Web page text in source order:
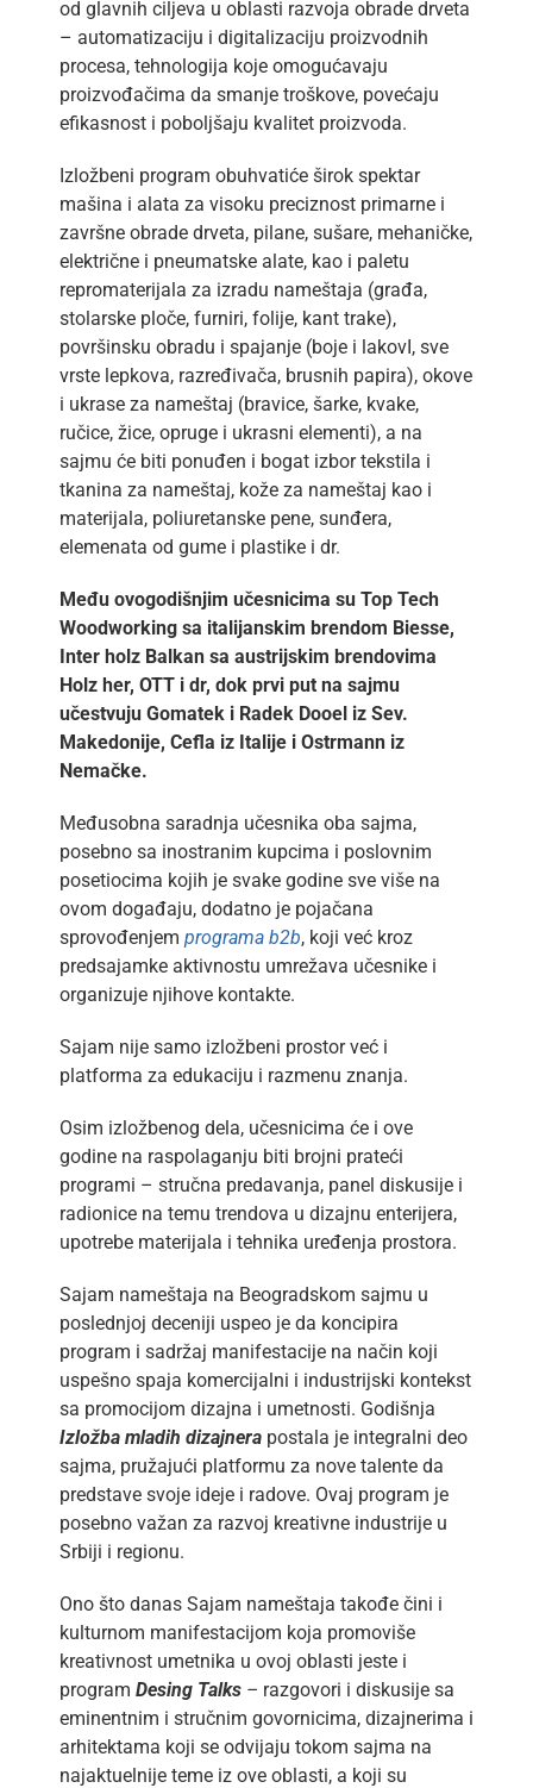
od glavnih ciljeva u oblasti razvoja obrade drveta
– automatizaciju i digitalizaciju proizvodnih
procesa, tehnologija koje omogućavaju
proizvođačima da smanje troškove, povećaju
efikasnost i poboljšaju kvalitet proizvoda.
Izložbeni program obuhvatiće širok spektar
mašina i alata za visoku preciznost primarne i
završne obrade drveta, pilane, sušare, mehaničke,
električne i pneumatske alate, kao i paletu
repromaterijala za izradu nameštaja (građa,
stolarske ploče, furniri, folije, kant trake),
površinsku obradu i spajanje (boje i lakovI, sve
vrste lepkova, razređivača, brusnih papira), okove
i ukrase za nameštaj (bravice, šarke, kvake,
ručice, žice, opruge i ukrasni elementi), a na
sajmu će biti ponuđen i bogat izbor tekstila i
tkanina za nameštaj, kože za nameštaj kao i
materijala, poliuretanske pene, sunđera,
elemenata od gume i plastike i dr.
Među ovogodišnjim učesnicima su Top Tech
Woodworking sa italijanskim brendom Biesse,
Inter holz Balkan sa austrijskim brendovima
Holz her, OTT i dr, dok prvi put na sajmu
učestvuju Gomatek i Radek Dooel iz Sev.
Makedonije, Cefla iz Italije i Ostrmann iz
Nemačke.
Međusobna saradnja učesnika oba sajma,
posebno sa inostranim kupcima i poslovnim
posetiocima kojih je svake godine sve više na
ovom događaju, dodatno je pojačana
sprovođenjem programa b2b, koji već kroz
predsajamke aktivnostu umrežava učesnike i
organizuje njihove kontakte.
Sajam nije samo izložbeni prostor već i
platforma za edukaciju i razmenu znanja.
Osim izložbenog dela, učesnicima će i ove
godine na raspolaganju biti brojni prateći
programi – stručna predavanja, panel diskusije i
radionice na temu trendova u dizajnu enterijera,
upotrebe materijala i tehnika uređenja prostora.
Sajam nameštaja na Beogradskom sajmu u
poslednjoj deceniji uspeo je da koncipira
program i sadržaj manifestacije na način koji
uspešno spaja komercijalni i industrijski kontekst
sa promocijom dizajna i umetnosti. Godišnja
Izložba mladih dizajnerapostala je integralni deo
sajma, pružajući platformu za nove talente da
predstave svoje ideje i radove. Ovaj program je
posebno važan za razvoj kreativne industrije u
Srbiji i regionu.
Ono što danas Sajam nameštaja takođe čini i
kulturnom manifestacijom koja promoviše
kreativnost umetnika u ovoj oblasti jeste i
program Desing Talks– razgovori i diskusije sa
eminentnim i stručnim govornicima, dizajnerima i
arhitektama koji se odvijaju tokom sajma na
najaktuelnije teme iz ove oblasti, a koji su